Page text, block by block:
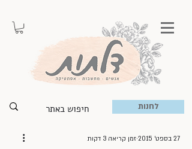
לחנות
27 בספט׳ 2015 זמן קריאה 3 דקות